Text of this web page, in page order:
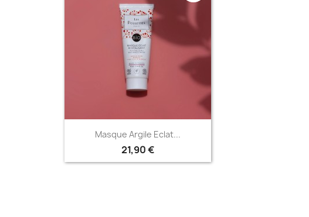
Aperçu rapide
Masque Argile Eclat...
21,90 €